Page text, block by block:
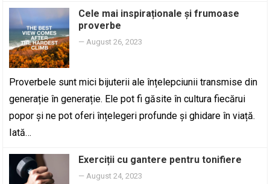
Cele mai inspiraționale și frumoase
proverbe
—August 26, 2023
Proverbele sunt mici bijuterii ale înțelepciunii transmise din
generație în generație. Ele pot fi găsite în cultura fiecărui
popor și ne pot oferi înțelegeri profunde și ghidare în viață.
Iată…
Exerciții cu gantere pentru tonifiere
—August 24, 2023